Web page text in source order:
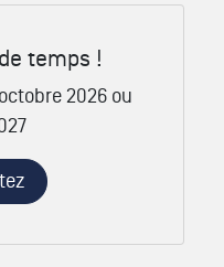
temps !
2026 ou